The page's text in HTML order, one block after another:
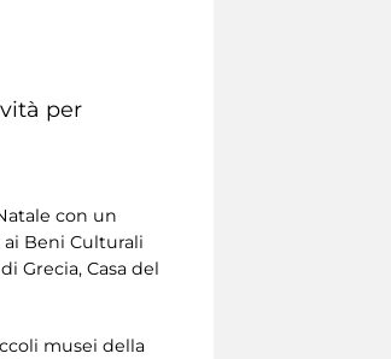
per
con un
Beni Culturali
Grecia, Casa del
musei della